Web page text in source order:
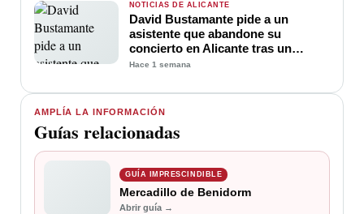
AMPLÍA LA INFORMACIÓN
Guías relacionadas
GUÍA IMPRESCINDIBLE
Mercadillo de Benidorm
Abrir guía →
NOTICIAS DE ALICANTE
David Bustamante pide a un
asistente que abandone su
concierto en Alicante tras un
incidente durante la actuación
Hace 1 semana